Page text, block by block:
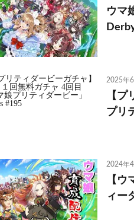
ウマ
2025年
【
プリ
2024年
【
ィー